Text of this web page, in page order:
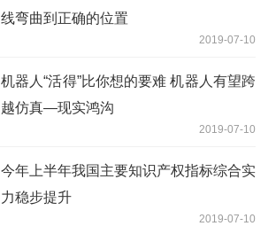
线弯曲到正确的位置
2019-07-10
机器人“活得”比你想的要难 机器人有望跨
越仿真—现实鸿沟
2019-07-10
今年上半年我国主要知识产权指标综合实
力稳步提升
2019-07-10